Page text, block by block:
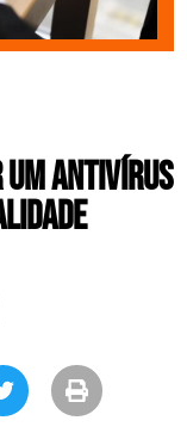
um Antivírus